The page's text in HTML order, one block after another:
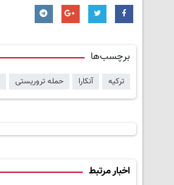
برچسب‌ها
ترکیه آنکارا حمله تروریستی
اخبار مرتبط